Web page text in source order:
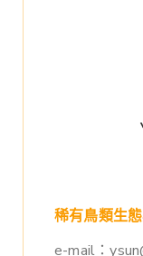
稀有鳥類生
e-mail：